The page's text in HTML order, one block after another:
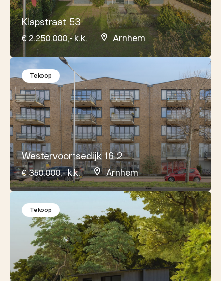
Klapstraat 53
€ 2.250.000,- k.k. Arnhem
Westervoortsedijk 16 2
€ 350.000,- k.k. Arnhem
Te koop
Te koop